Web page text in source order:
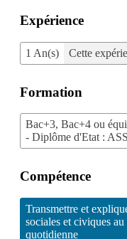
Expérience
1 An(s) Cette
Formation
Bac+3, Bac+4 ou
- Diplôme d'Etat :
Compétence
Transmettre et
sociales et civiques
quotidienne